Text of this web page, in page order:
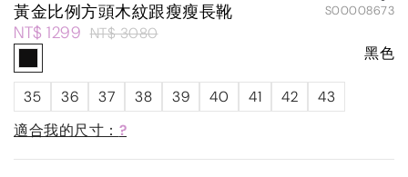
黃金比例方頭木紋跟瘦瘦長靴 S00008673
NT$ 1299 NT$ 3080
黑色
35 36 37 38 39 40 41 42
43
適合我的尺寸： ?